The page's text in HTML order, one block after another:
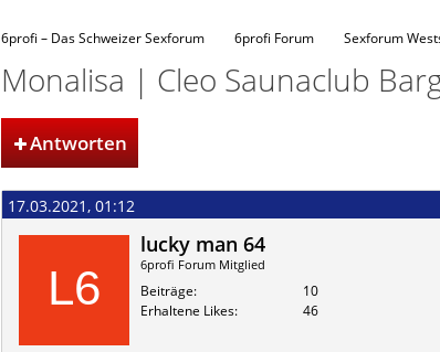
6profi – Das Schweizer Sexforum 6profi Forum Sexforum
Monalisa | Cleo Saunaclub
Antworten
17.03.2021, 01:12
lucky man 64
6profi Forum Mitglied
Beiträge
10
Erhaltene Likes
46